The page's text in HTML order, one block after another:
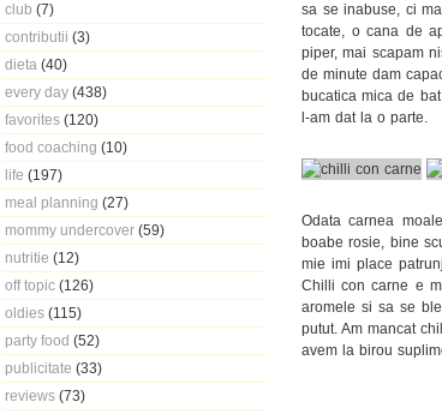
club (7)
contributii (3)
dieta (40)
every day (438)
favorites (120)
food coaching (10)
life (197)
meal planning (27)
mommy undercover (59)
nutritie (12)
off topic (126)
oldies (115)
party food (52)
publicitate (33)
reviews (73)
sa se inabuse, ci
tocate, o cana de
piper, mai scapam
de minute dam
bucatica mica de
l-am dat la o parte.
Odata carnea
boabe rosie, bine
mie imi place
Chilli con carne e
aromele si sa se
putut. Am mancat
avem la birou